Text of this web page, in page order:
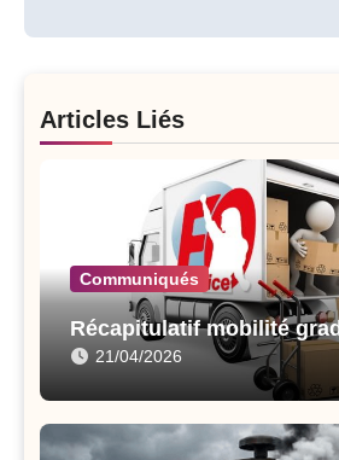
Articles Liés
Communiqués
Récapitulatif mobilité
21/04/2026